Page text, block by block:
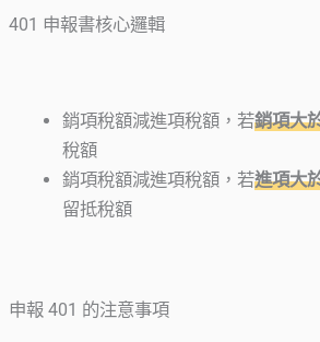
401 申報書核心邏輯
銷項稅額減進項稅額，若銷項大
稅額
銷項稅額減進項稅額，若進項大
留抵稅額
申報 401 的注意事項